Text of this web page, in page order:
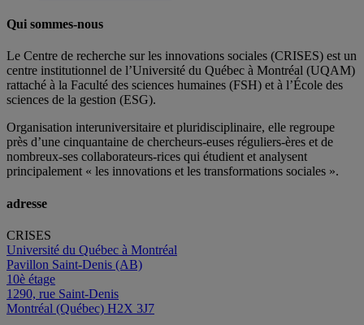
Qui sommes-nous
Le Centre de recherche sur les innovations sociales (CRISES) est un
centre institutionnel de l’Université du Québec à Montréal (UQAM)
rattaché à la Faculté des sciences humaines (FSH) et à l’École des
sciences de la gestion (ESG).
Organisation interuniversitaire et pluridisciplinaire, elle regroupe
près d’une cinquantaine de chercheurs-euses réguliers-ères et de
nombreux-ses collaborateurs-rices qui étudient et analysent
principalement « les innovations et les transformations sociales ».
adresse
CRISES
Université du Québec à Montréal
Pavillon Saint-Denis (AB)
10è étage
1290, rue Saint-Denis
Montréal (Québec) H2X 3J7